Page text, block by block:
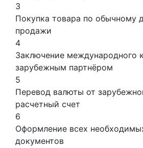
3
Покупка товара по обычному
продажи
4
Заключение международного
зарубежным партнёром
5
Перевод валюты от
расчетный счет
6
Оформление всех
документов